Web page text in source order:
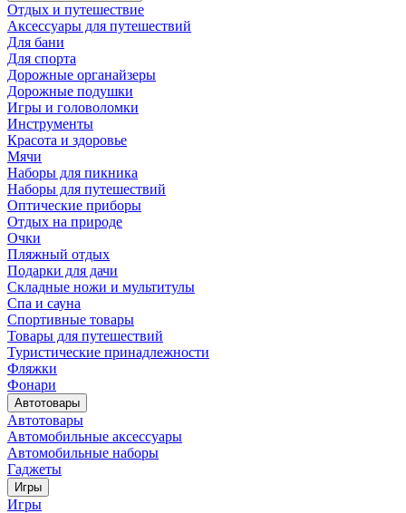
Отдых и путешествие
Аксессуары для путешествий
Для бани
Для спорта
Дорожные органайзеры
Дорожные подушки
Игры и головоломки
Инструменты
Красота и здоровье
Мячи
Наборы для пикника
Наборы для путешествий
Оптические приборы
Отдых на природе
Очки
Пляжный отдых
Подарки для дачи
Складные ножи и мультитулы
Спа и сауна
Спортивные товары
Товары для путешествий
Туристические принадлежности
Фляжки
Фонари
Автотовары
Автотовары
Автомобильные аксессуары
Автомобильные наборы
Гаджеты
Игры
Игры